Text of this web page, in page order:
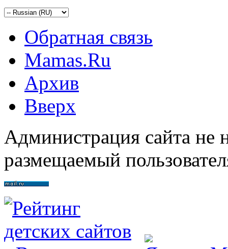
Обратная связь
Mamas.Ru
Архив
Вверх
Администрация сайта не
размещаемый